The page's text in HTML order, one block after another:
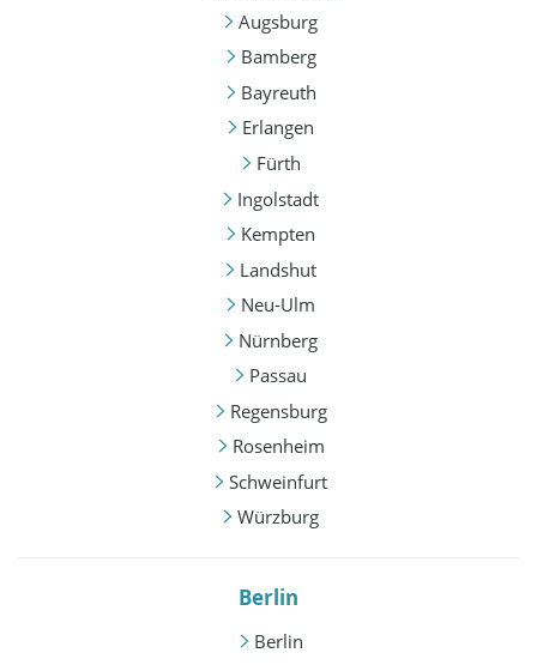
Augsburg
Bamberg
Bayreuth
Erlangen
Fürth
Ingolstadt
Kempten
Landshut
Neu-Ulm
Nürnberg
Passau
Regensburg
Rosenheim
Schweinfurt
Würzburg
Berlin
Berlin